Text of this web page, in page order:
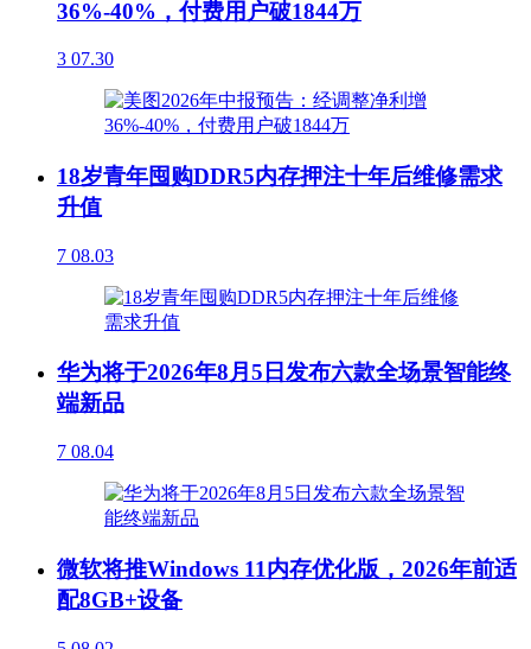
36%-40%，付费用户破1844万
3 07.30
18岁青年囤购DDR5内存押注十年后维修需求
升值
7 08.03
华为将于2026年8月5日发布六款全场景智能终
端新品
7 08.04
微软将推Windows 11内存优化版，2026年前适
配8GB+设备